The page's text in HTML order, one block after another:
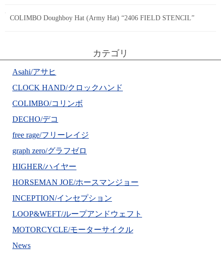
COLIMBO Doughboy Hat (Army Hat) “2406 FIELD STENCIL”
カテゴリ
Asahi/アサヒ
CLOCK HAND/クロックハンド
COLIMBO/コリンボ
DECHO/デコ
free rage/フリーレイジ
graph zero/グラフゼロ
HIGHER/ハイヤー
HORSEMAN JOE/ホースマンジョー
INCEPTION/インセプション
LOOP&WEFT/ループアンドウェフト
MOTORCYCLE/モーターサイクル
News